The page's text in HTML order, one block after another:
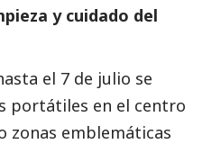
y cuidado del
el 7 de julio se
portátiles en el centro
zonas emblemáticas